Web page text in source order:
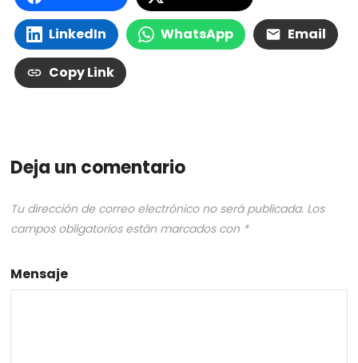
LinkedIn WhatsApp Email
Copy Link
Deja un comentario
Tu dirección de correo electrónico no será publicada. Los
campos obligatorios están marcados con *
Mensaje